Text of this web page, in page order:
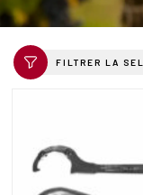
FILTRER LA